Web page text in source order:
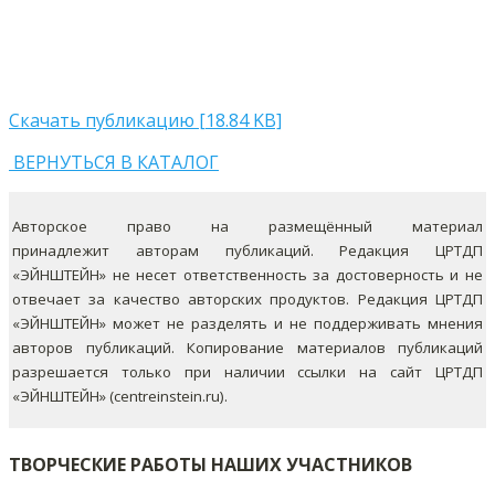
Скачать публикацию [18.84 KB]
ВЕРНУТЬСЯ В КАТАЛОГ
Авторское право на размещённый материал
принадлежит авторам публикаций. Редакция ЦРТДП
«ЭЙНШТЕЙН» не несет ответственность за достоверность и не
отвечает за качество авторских продуктов. Редакция ЦРТДП
«ЭЙНШТЕЙН» может не разделять и не поддерживать мнения
авторов публикаций. Копирование материалов публикаций
разрешается только при наличии ссылки на сайт ЦРТДП
«ЭЙНШТЕЙН» (centreinstein.ru).
ТВОРЧЕСКИЕ РАБОТЫ НАШИХ УЧАСТНИКОВ